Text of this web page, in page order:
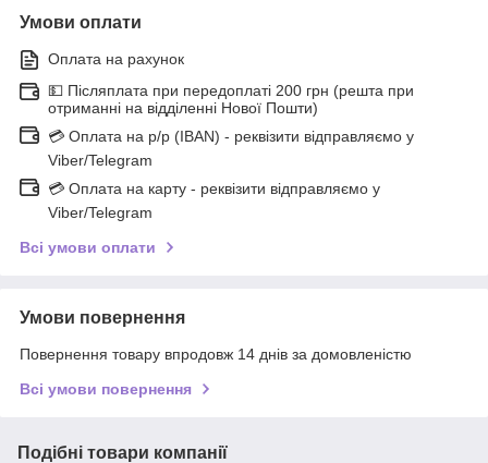
Умови оплати
Оплата на рахунок
💵 Післяплата при передоплаті 200 грн (решта при
отриманні на відділенні Нової Пошти)
💳 Оплата на р/р (IBAN) - реквізити відправляємо у
Viber/Telegram
💳 Оплата на карту - реквізити відправляємо у
Viber/Telegram
Всі умови оплати
Умови повернення
Повернення товару впродовж 14 днів за домовленістю
Всі умови повернення
Подібні товари компанії